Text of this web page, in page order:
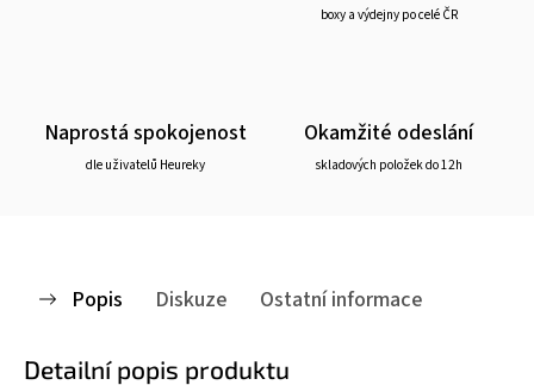
boxy a výdejny po celé ČR
Naprostá spokojenost
dle uživatelů Heureky
Okamžité odeslání
skladových položek do 12h
Popis Diskuze Ostatní informace
Detailní popis produktu